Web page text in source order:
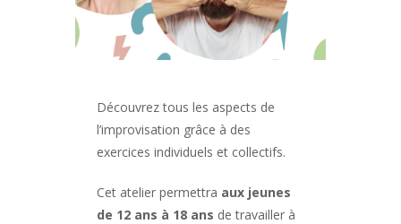
Découvrez tous les aspects de
l’improvisation grâce à des
exercices individuels et collectifs.
Cet atelier permettra aux jeunes
de 12 ans à 18 ans de travailler à